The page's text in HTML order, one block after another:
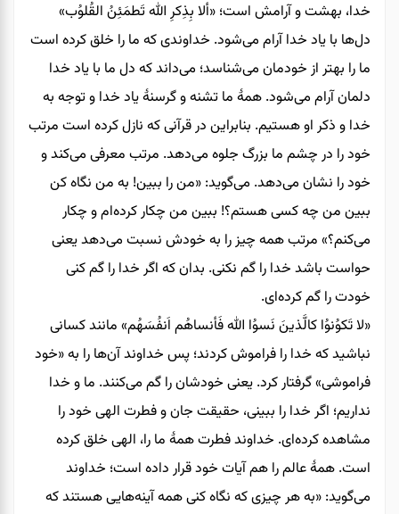
خدا، بهشت و آرامش است؛ «ألا بِذِکرِ الله تَطمَئِنُ القُلوُب»
دل‌ها با یاد خدا آرام می‌شود. خداوندی که ما را خلق کرده است
ما را بهتر از خودمان می‌شناسد؛ می‌داند که دل ما با یاد خدا
دلمان آرام می‌شود. همۀ ما تشنه و گرسنۀ یاد خدا و توجه به
خدا و ذکر او هستیم. بنابراین در قرآنی که نازل کرده است مرتب
خود را در چشم ما بزرگ جلوه می‌دهد. مرتب معرفی می‌کند و
خود را نشان می‌دهد. می‌گوید: «من را ببین! به من نگاه کن
ببین من چه کسی هستم؟! ببین من چکار کرده‌ام و چکار
می‌کنم؟» مرتب همه‌ چیز را به خودش نسبت می‌دهد یعنی
حواست باشد خدا را گم نکنی. بدان که اگر خدا را گم کنی
خودت را گم کرده‌ای.
«لا تَکوُنوُا کالَّذینَ نَسوُا الله فَأنساهُم اَنفُسَهُم» مانند کسانی
نباشید که خدا را فراموش کردند؛ پس خداوند آن‌ها را به «خود
فراموشی» گرفتار کرد. یعنی خودشان را گم می‌کنند. ما و خدا
نداریم؛ اگر خدا را ببینی، حقیقت جان و فطرت الهی خود را
مشاهده کرده‌ای. خداوند فطرت همۀ ما را، الهی خلق کرده
است.‌ همۀ عالم را هم آیات خود قرار داده است؛ خداوند
می‌گوید: «به هر چیزی که نگاه کنی همه آینه‌هایی هستند که